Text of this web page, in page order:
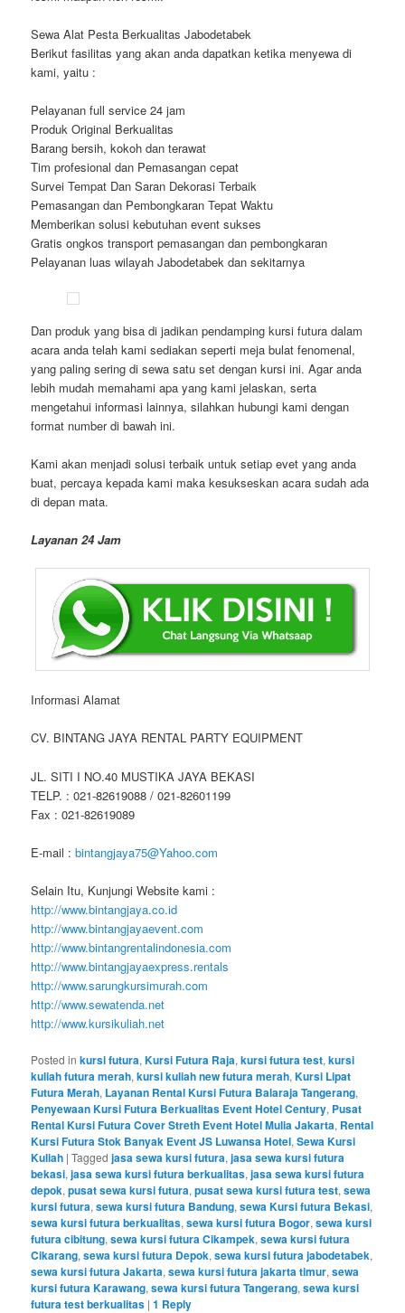
Sewa Alat Pesta Berkualitas Jabodetabek
Berikut fasilitas yang akan anda dapatkan ketika menyewa di
kami, yaitu :
Pelayanan full service 24 jam
Produk Original Berkualitas
Barang bersih, kokoh dan terawat
Tim profesional dan Pemasangan cepat
Survei Tempat Dan Saran Dekorasi Terbaik
Pemasangan dan Pembongkaran Tepat Waktu
Memberikan solusi kebutuhan event sukses
Gratis ongkos transport pemasangan dan pembongkaran
Pelayanan luas wilayah Jabodetabek dan sekitarnya
Dan produk yang bisa di jadikan pendamping kursi futura dalam
acara anda telah kami sediakan seperti meja bulat fenomenal,
yang paling sering di sewa satu set dengan kursi ini. Agar anda
lebih mudah memahami apa yang kami jelaskan, serta
mengetahui informasi lainnya, silahkan hubungi kami dengan
format number di bawah ini.
Kami akan menjadi solusi terbaik untuk setiap evet yang anda
buat, percaya kepada kami maka kesukseskan acara sudah ada
di depan mata.
Layanan 24 Jam
Informasi Alamat
CV. BINTANG JAYA RENTAL PARTY EQUIPMENT
JL. SITI I NO.40 MUSTIKA JAYA BEKASI
TELP. : 021-82619088 / 021-82601199
Fax : 021-82619089
E-mail :bintangjaya75@Yahoo.com
Selain Itu, Kunjungi Website kami :
http://www.bintangjaya.co.id
http://www.bintangjayaevent.com
http://www.bintangrentalindonesia.com
http://www.bintangjayaexpress.rentals
http://www.sarungkursimurah.com
http://www.sewatenda.net
http://www.kursikuliah.net
Posted in kursi futura,Kursi Futura Raja,kursi futura test,kursi
kuliah futura merah,kursi kuliah new futura merah,Kursi Lipat
Futura Merah, Layanan Rental Kursi Futura Balaraja Tangerang,
Penyewaan Kursi Futura Berkualitas Event Hotel Century, Pusat
Rental Kursi Futura Cover Streth Event Hotel Mulia Jakarta, Rental
Kursi Futura Stok Banyak Event JS Luwansa Hotel,Sewa Kursi
Kuliah |Tagged jasa sewa kursi futura,jasa sewa kursi futura
bekasi,jasa sewa kursi futura berkualitas,jasa sewa kursi futura
depok,pusat sewa kursi futura,pusat sewa kursi futura test,sewa
kursi futura,sewa kursi futura Bandung,sewa Kursi futura Bekasi,
sewa kursi futura berkualitas,sewa kursi futura Bogor,sewa kursi
futura cibitung,sewa kursi futura Cikampek,sewa kursi futura
Cikarang,sewa kursi futura Depok,sewa kursi futura jabodetabek,
sewa kursi futura Jakarta,sewa kursi futura jakarta timur,sewa
kursi futura Karawang,sewa kursi futura Tangerang,sewa kursi
futura test berkualitas |1 Reply